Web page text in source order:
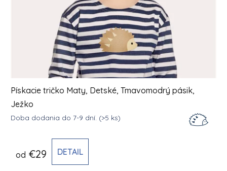
Pískacie tričko Maty, Detské, Tmavomodrý pásik,
Ježko
Doba dodania do 7-9 dní. (>5 ks)
od €29 DETAIL